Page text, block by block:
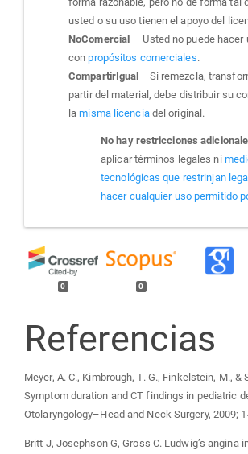
usted o su uso tienen el apoyo del
NoComercial — Usted no puede hacer
conpropósitos comerciales.
CompartirIgual — Si remezcla,
partir del material, debe distribuir su
lamisma licenciadel original.
No hay restricciones
aplicar términos legales ni
tecnológicas que restrinjan
hacer cualquier uso permitido
0 0
Referencias
Meyer, A. C., Kimbrough, T. G., Finkelstein, M., &
Symptom duration and CT findings in pediatric
Otolaryngology–Head and Neck Surgery, 2009;
Britt J, Josephson G, Gross C. Ludwig’s angina